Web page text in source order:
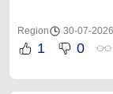
Region 30-07-2026
1 0